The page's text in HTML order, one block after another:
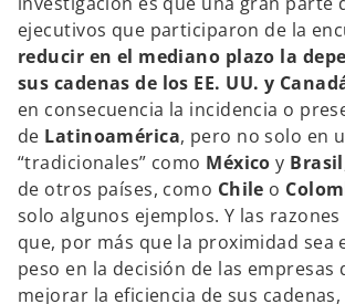
ejecutivos que participaron de la
reducir en el mediano plazo la
sus cadenas de los EE. UU. y
en consecuencia la incidencia o
de Latinoamérica, pero no solo en
“tradicionales” como México y Brasil
de otros países, como Chile o
solo algunos ejemplos. Y las
que, por más que la proximidad sea
peso en la decisión de las empresas
mejorar la eficiencia de sus